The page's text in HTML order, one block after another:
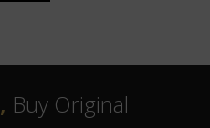
Buy Original